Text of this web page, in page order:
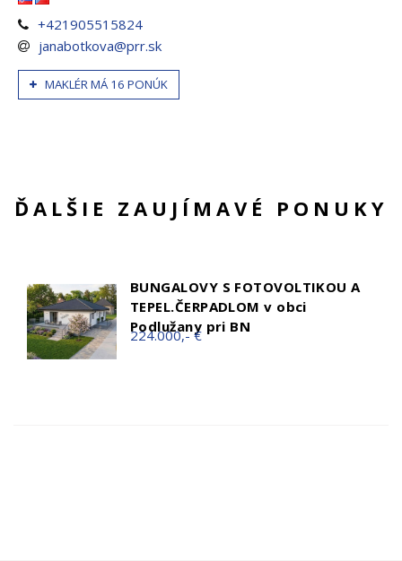
+421905515824
janabotkova@prr.sk
MAKLÉR MÁ 16 PONÚK
ĎALŠIE ZAUJÍMAVÉ PONUKY
BUNGALOVY S FOTOVOLTIKOU A
TEPEL.ČERPADLOM v obci
Podlužany pri BN
224.000,- €